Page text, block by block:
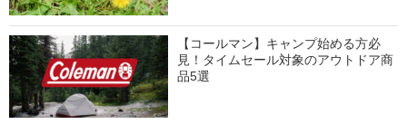
【コールマン】キャンプ始める方必
見！タイムセール対象のアウトドア商
品5選